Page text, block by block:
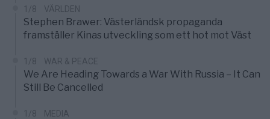
1/8 VÄRLDEN
Stephen Brawer: Västerländsk propaganda
framställer Kinas utveckling som ett hot mot Väst
1/8 WAR & PEACE
We Are Heading Towards a War With Russia – It Can
Still Be Cancelled
1/8 MEDIA